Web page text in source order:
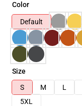
Color
Default
Size
S
M L
5XL